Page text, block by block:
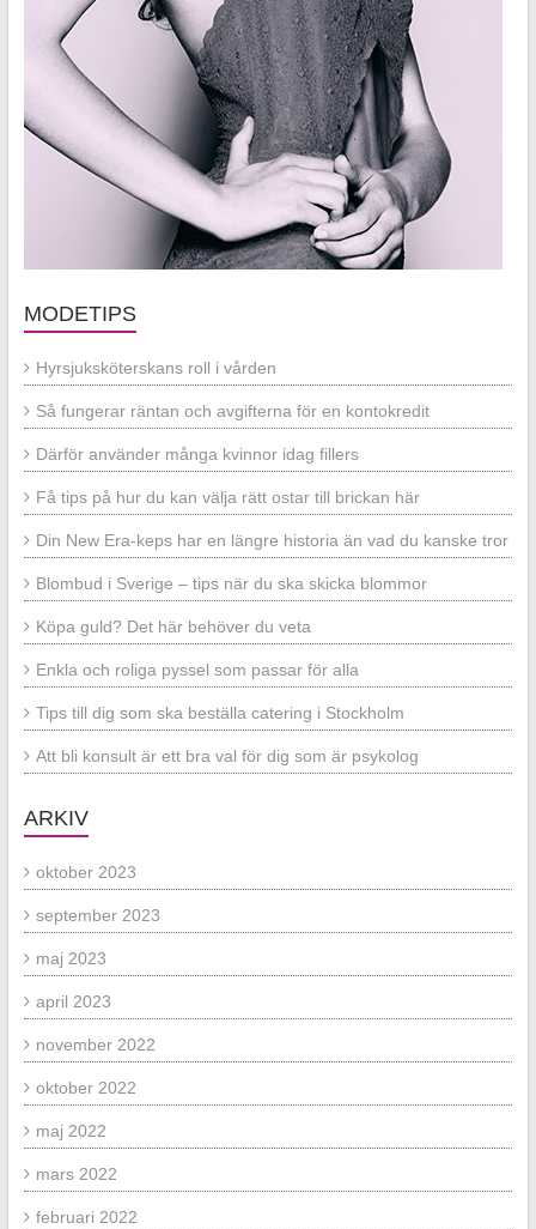
MODETIPS
Hyrsjuksköterskans roll i vården
Så fungerar räntan och avgifterna för en kontokredit
Därför använder många kvinnor idag fillers
Få tips på hur du kan välja rätt ostar till brickan här
Din New Era-keps har en längre historia än vad du kanske tror
Blombud i Sverige – tips när du ska skicka blommor
Köpa guld? Det här behöver du veta
Enkla och roliga pyssel som passar för alla
Tips till dig som ska beställa catering i Stockholm
Att bli konsult är ett bra val för dig som är psykolog
ARKIV
oktober 2023
september 2023
maj 2023
april 2023
november 2022
oktober 2022
maj 2022
mars 2022
februari 2022